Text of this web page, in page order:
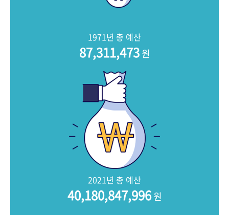
1971년 총 예산
87,311,473원
2021년 총 예산
40,180,847,996원